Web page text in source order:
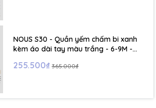
NOUS S30 - Quần yếm chấm bi xanh
kèm áo dài tay màu trắng - 6-9M -
255.500₫ 365.000₫